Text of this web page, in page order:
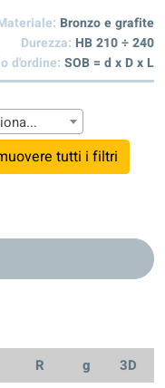
Bronzo e grafite
Durezza: HB 210 ÷ 240
d'ordine: SOB = d x D x L
tutti i filtri
R g 3D